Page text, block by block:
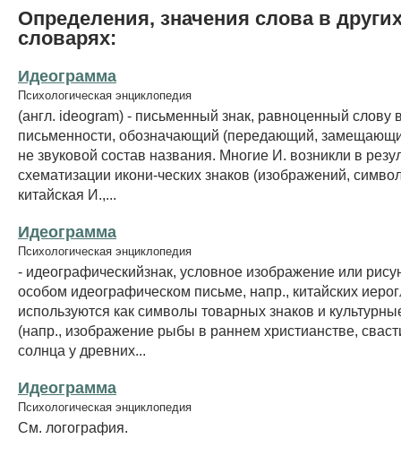
Определения, значения слова в
словарях:
Идеограмма
Психологическая энциклопедия
(англ. ideogram) - письменный знак, равноценный слову
письменности, обозначающий (передающий,
не звуковой состав названия. Многие И. возникли в
схематизации икони-ческих знаков (изображений,
китайская И.,...
Идеограмма
Психологическая энциклопедия
- идеографическийзнак, условное изображение или
особом идеографическом письме, напр., китайских
используются как символы товарных знаков и
(напр., изображение рыбы в раннем христианстве,
солнца у древних...
Идеограмма
Психологическая энциклопедия
См. логография.